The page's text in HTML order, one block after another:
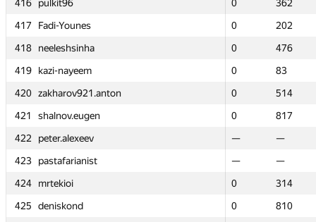
416
pulkit96 0
362
417
Fadi-Younes 0
202
418
neeleshsinha 0
476
419
kazi-nayeem 0
83
420 zakharov921.anton 0
514
421
shalnov.eugen 0
817
422
peter.alexeev —
—
423
pastafarianist —
—
424
mrtekioi 0
314
425
deniskond 0
810
416
pulkit96 0
362
417
Fadi-Younes 0
202
418
neeleshsinha 0
476
419
kazi-nayeem 0
83
420 zakharov921.anton 0
514
421
shalnov.eugen 0
817
422
peter.alexeev —
—
423
pastafarianist —
—
424
mrtekioi 0
314
425
deniskond 0
810